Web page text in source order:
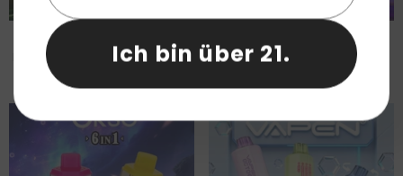
EU-Lager FIZZY MAX III PRO 120K
Puffs Einweg-Vape Großhandel
EU Lager Stagbar 6 IN 1 180K
Züge Einweg Vape Großhandel
Ich bin über 21.